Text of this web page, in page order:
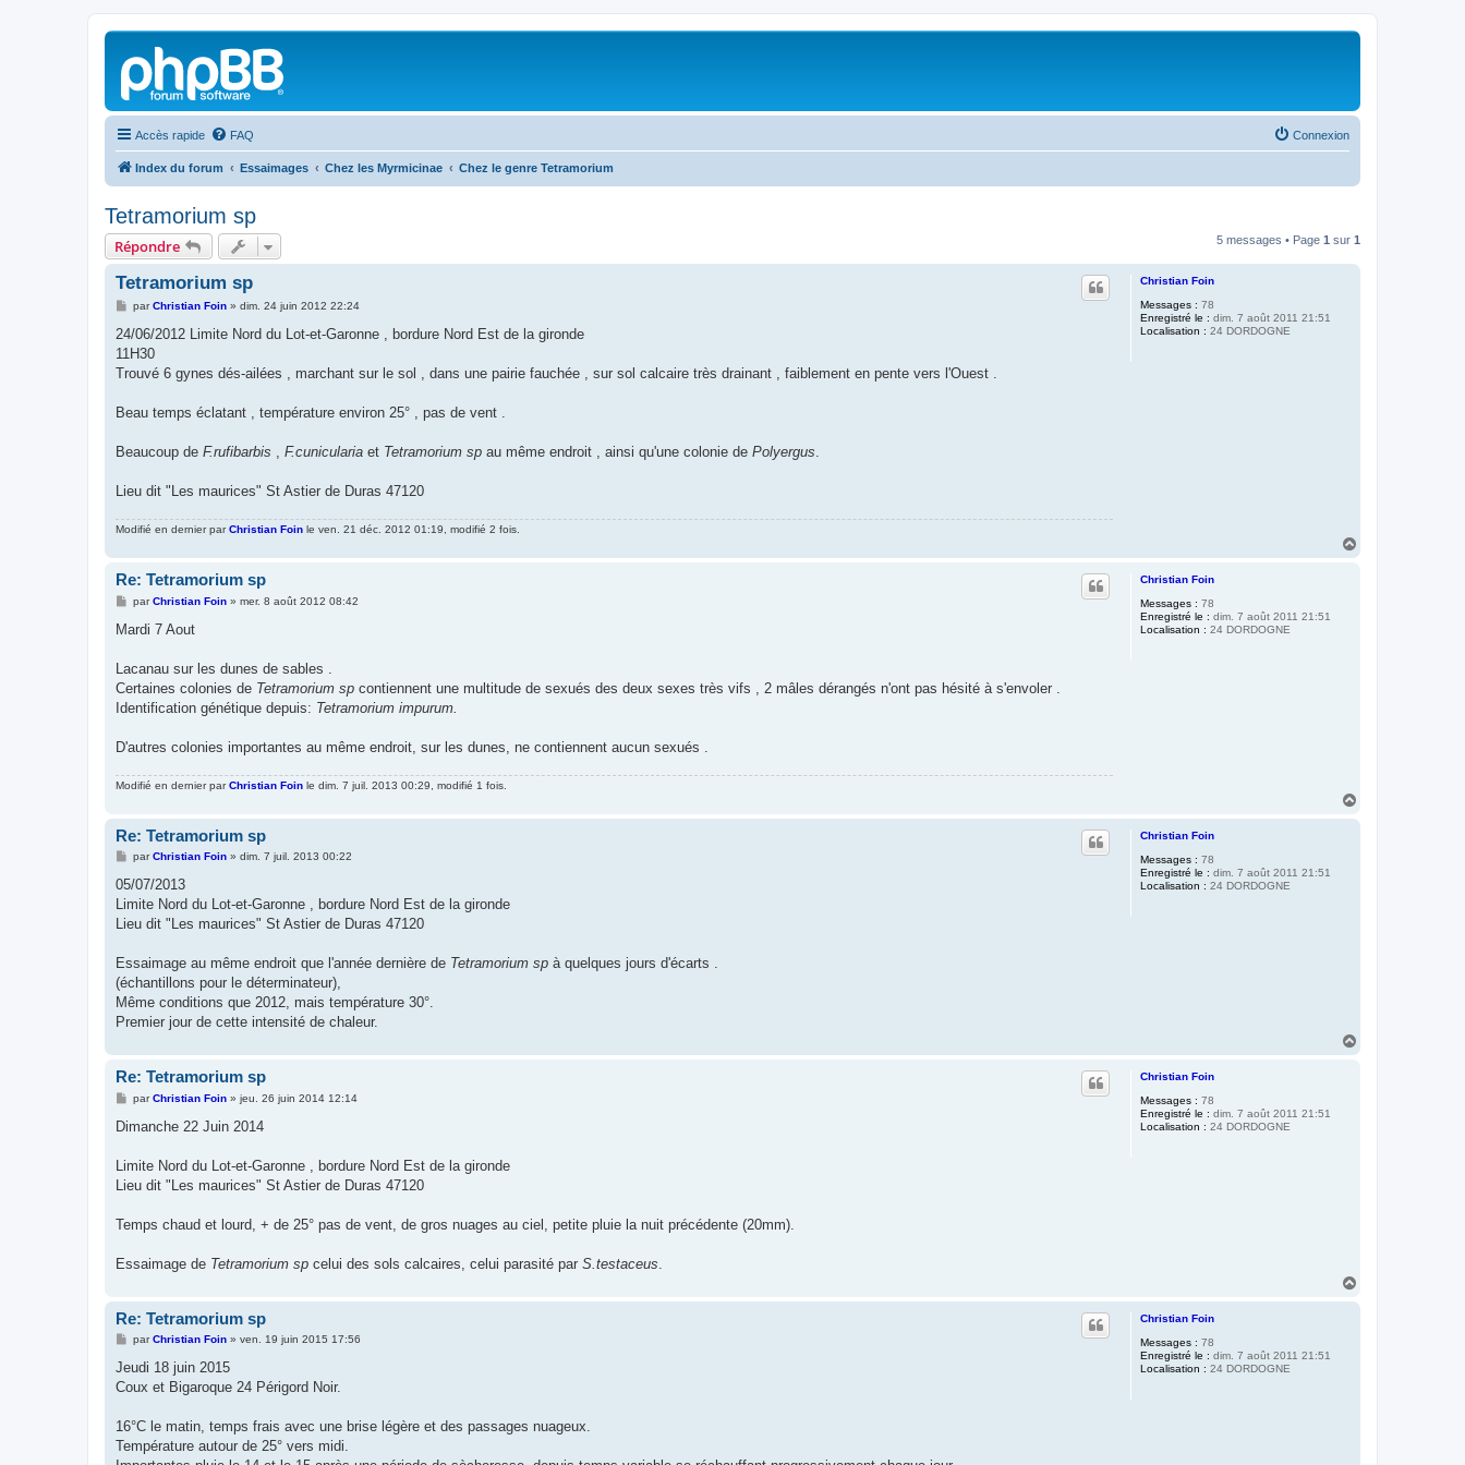
Accès rapide FAQ Connexion
Index du forum Essaimages Chez les Myrmicinae Chez le genre Tetramorium
Tetramorium sp
Répondre 5 messages • Page 1 sur 1
Christian Foin
Messages : 78
Enregistré le : dim. 7 août 2011 21:51
Localisation : 24 DORDOGNE
Tetramorium sp
M
s
a
g
parChristian Foin» dim. 24 juin 2012 22:24
24/06/2012 Limite Nord du Lot-et-Garonne , bordure Nord Est de la gironde
11H30
Trouvé 6 gynes dés-ailées , marchant sur le sol , dans une pairie fauchée , sur sol calcaire très drainant , faiblement en pente vers l'Ouest .
Beau temps éclatant , température environ 25° , pas de vent .
Beaucoup de F.rufibarbis , F.cunicularia et Tetramorium sp au même endroit , ainsi qu'une colonie de Polyergus.
Lieu dit "Les maurices" St Astier de Duras 47120
Modifié en dernier parChristian Foin le ven. 21 déc. 2012 01:19, modifié 2 fois.
Christian Foin
Messages : 78
Enregistré le : dim. 7 août 2011 21:51
Localisation : 24 DORDOGNE
Re: Tetramorium sp
M
s
g
parChristian Foin» mer. 8 août 2012 08:42
Mardi 7 Aout
Lacanau sur les dunes de sables .
Certaines colonies de Tetramorium sp contiennent une multitude de sexués des deux sexes très vifs , 2 mâles dérangés n'ont pas hésité à s'envoler .
Identification génétique depuis: Tetramorium impurum.
D'autres colonies importantes au même endroit, sur les dunes, ne contiennent aucun sexués .
Modifié en dernier parChristian Foin le dim. 7 juil. 2013 00:29, modifié 1 fois.
Christian Foin
Messages : 78
Enregistré le : dim. 7 août 2011 21:51
Localisation : 24 DORDOGNE
Re: Tetramorium sp
M
s
a
g
parChristian Foin» dim. 7 juil. 2013 00:22
05/07/2013
Limite Nord du Lot-et-Garonne , bordure Nord Est de la gironde
Lieu dit "Les maurices" St Astier de Duras 47120
Essaimage au même endroit que l'année dernière de Tetramorium sp à quelques jours d'écarts .
(échantillons pour le déterminateur),
Même conditions que 2012, mais température 30°.
Premier jour de cette intensité de chaleur.
Christian Foin
Messages : 78
Enregistré le : dim. 7 août 2011 21:51
Localisation : 24 DORDOGNE
Re: Tetramorium sp
M
s
g
parChristian Foin» jeu. 26 juin 2014 12:14
Dimanche 22 Juin 2014
Limite Nord du Lot-et-Garonne , bordure Nord Est de la gironde
Lieu dit "Les maurices" St Astier de Duras 47120
Temps chaud et lourd, + de 25° pas de vent, de gros nuages au ciel, petite pluie la nuit précédente (20mm).
Essaimage de Tetramorium sp celui des sols calcaires, celui parasité par S.testaceus
Christian Foin
Messages : 78
Enregistré le : dim. 7 août 2011 21:51
Localisation : 24 DORDOGNE
Re: Tetramorium sp
M
s
a
parChristian Foin» ven. 19 juin 2015 17:56
Jeudi 18 juin 2015
Coux et Bigaroque 24 Périgord Noir.
16°C le matin, temps frais avec une brise légère et des passages nuageux.
Température autour de 25° vers midi.